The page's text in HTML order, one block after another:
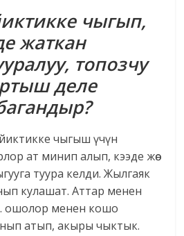
чыгып,
жаткан
топозчу
деле
чыгыш үчүн
ат минип алып, кээде жөө-
туура келди. Жылгаяк
кулашат. Аттар менен
ошолор менен кошо
атып, акыры чыктык.